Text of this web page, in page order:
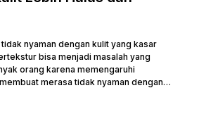
nyaman dengan kulit yang kasar
bisa menjadi masalah yang
orang karena memengaruhi
merasa tidak nyaman dengan
jangan khawatir, ada berbagai cara